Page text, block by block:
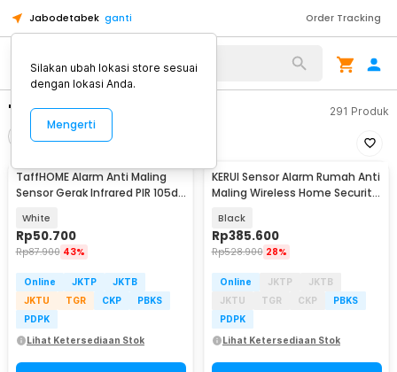
Jabodetabek ganti Order Tracking
"alarm anti maling" 291 Produk
Urutkan
TaffHOME Alarm Anti Maling
Sensor Gerak Infrared PIR 105dB
White
Rp50.700
Rp87.900 43%
Online JKTP
JKTB
JKTU
TGR CKP
PBKS
PDPK
Lihat Ketersediaan Stok
KERUI Sensor Alarm Rumah Anti
Maling Wireless Home Security
Black
Rp385.600
Rp528.900 28%
Online JKTP
JKTB
JKTU
TGR CKP
PBKS
PDPK
Lihat Ketersediaan Stok
Silakan ubah lokasi store sesuai
dengan lokasi Anda.
Mengerti